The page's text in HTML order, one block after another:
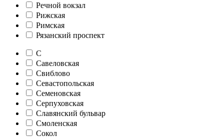
Речной вокзал
Рижская
Римская
Рязанский проспект
С
Савеловская
Свиблово
Севастопольская
Семеновская
Серпуховская
Славянский бульвар
Смоленская
Сокол